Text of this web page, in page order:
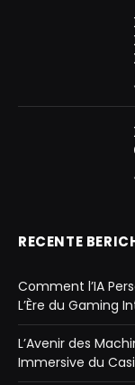
RECENTE
Comment l’IA
L’Ère du Gaming
L’Avenir des
Immersive du